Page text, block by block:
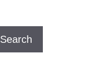
Search